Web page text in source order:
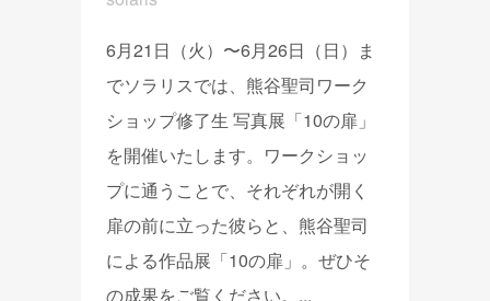
6月21日（火）〜6月26日（日）ま
でソラリスでは、熊谷聖司ワーク
ショップ修了生 写真展「10の扉」
を開催いたします。ワークショッ
プに通うことで、それぞれが開く
扉の前に立った彼らと、熊谷聖司
による作品展「10の扉」。ぜひそ
の成果をご覧ください。...